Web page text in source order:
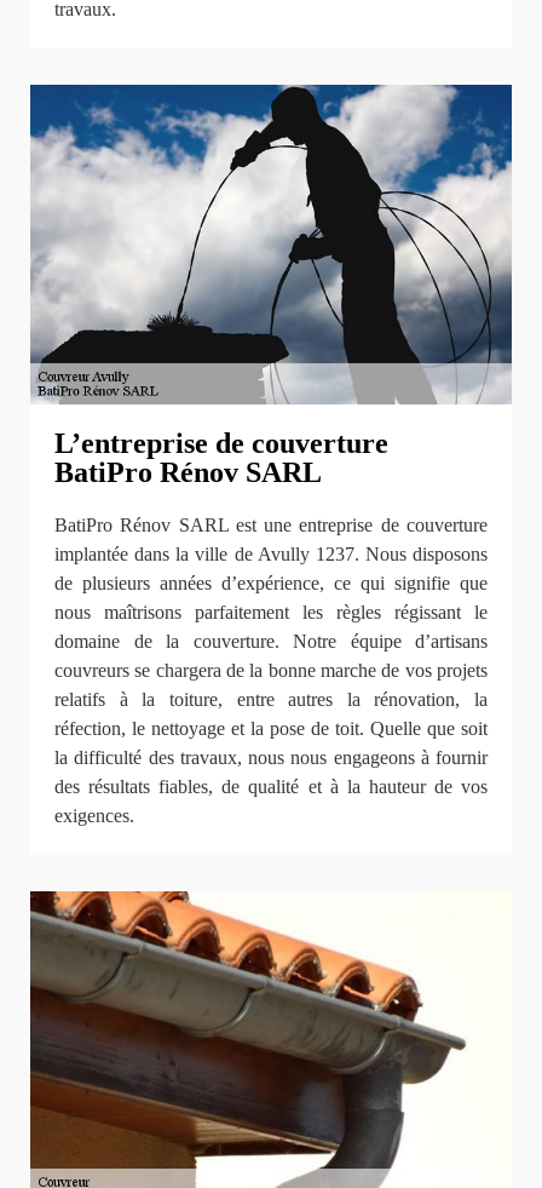
travaux.
L’entreprise de couverture
BatiPro Rénov SARL
BatiPro Rénov SARL est une entreprise de couverture
implantée dans la ville de Avully 1237. Nous disposons
de plusieurs années d’expérience, ce qui signifie que
nous maîtrisons parfaitement les règles régissant le
domaine de la couverture. Notre équipe d’artisans
couvreurs se chargera de la bonne marche de vos projets
relatifs à la toiture, entre autres la rénovation, la
réfection, le nettoyage et la pose de toit. Quelle que soit
la difficulté des travaux, nous nous engageons à fournir
des résultats fiables, de qualité et à la hauteur de vos
exigences.